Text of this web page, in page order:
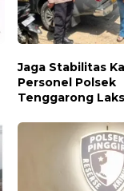
Jaga Stabilitas
Personel Polsek
Tenggarong